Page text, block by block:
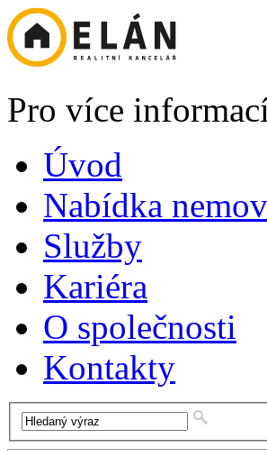
Pro více
Úvod
Nabídka
Služby
Kariéra
O společnosti
Kontakty